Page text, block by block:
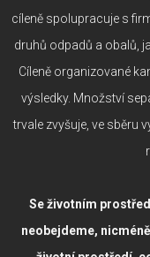
cíleně spolupracuje s
druhů odpadů a obalů,
Cíleně organizované
výsledky. Množství
trvale zvyšuje, ve sběru
Se životním
neobejdeme,